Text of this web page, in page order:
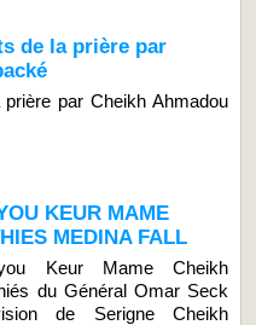
de la prière par
par Cheikh Ahmadou
KEUR MAME
MEDINA FALL
Keur Mame Cheikh
du Général Omar Seck
de Serigne Cheikh